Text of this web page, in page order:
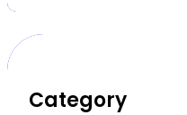
Category